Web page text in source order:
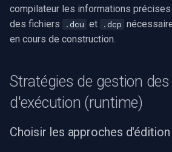
compilateur les informations
des fichiers
.dcu et .dcp
en cours de construction.
Stratégies de gestion
d'exécution (runtime)
Choisir les approches